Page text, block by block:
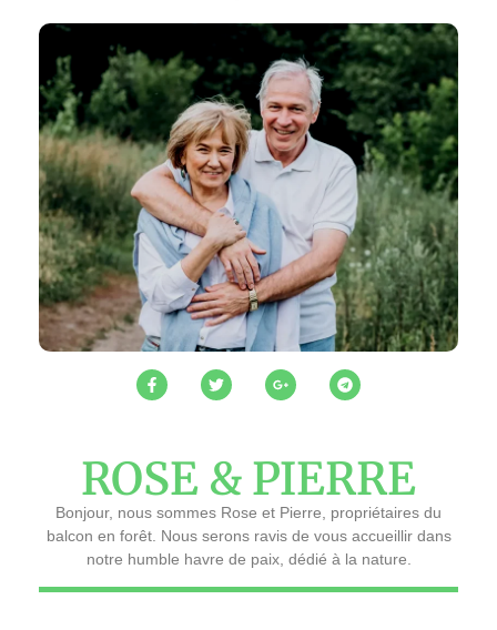
ROSE & PIERRE
Bonjour, nous sommes Rose et Pierre, propriétaires du
balcon en forêt. Nous serons ravis de vous accueillir dans
notre humble havre de paix, dédié à la nature.